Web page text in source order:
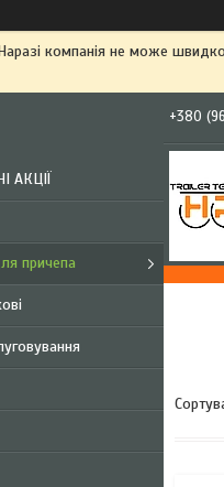
компанія не може
АКЦІЇ
причепа
+380